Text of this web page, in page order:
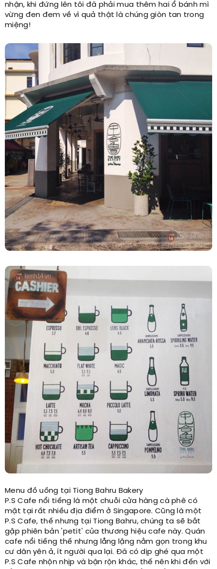
nhận, khi đứng lên tôi đã phải mua thêm hai ổ bánh mì
vừng đen đem về vì quả thật là chúng giòn tan trong
miệng!
Menu đồ uống tại Tiong Bahru Bakery
P.S Cafe nổi tiếng là một chuỗi cửa hàng cà phê có
mặt tại rất nhiều địa điểm ở Singapore. Cũng là một
P.S Cafe, thế nhưng tại Tiong Bahru, chúng ta sẽ bắt
gặp phiên bản 'petit' của thương hiệu cafe này. Quán
cafe nổi tiếng thế nhưng lẳng lặng nằm gọn trong khu
cư dân yên ả, ít người qua lại. Đã có dịp ghé qua một
P.S Cafe nhộn nhịp và bận rộn khác, thế nên khi đến với